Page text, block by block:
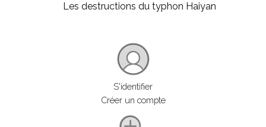
Les destructions du typhon Haiyan
S'identifier
Créer un compte